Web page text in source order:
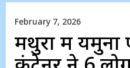
February 7, 2026
मथुरा में यमुना